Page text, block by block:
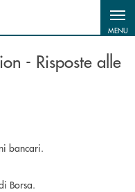
MENU
- Risposte alle
bancari.
Borsa.